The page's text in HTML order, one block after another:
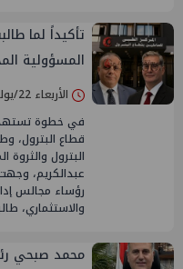
المسؤولية
الأربعاء 22/يوليو/2026 - 12:32 ص
في خطوة
قطاع البترول،
البترول
عبدالكريم،
رؤساء مجالس
والاستثماري، طالبت
محمد صبحي